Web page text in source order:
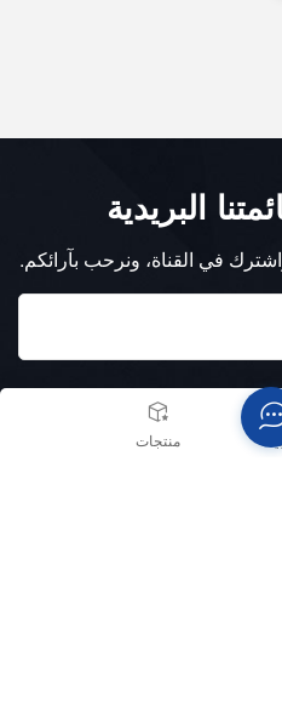
البريدية
في القناة، ونرحب بآرائكم.
منتجات